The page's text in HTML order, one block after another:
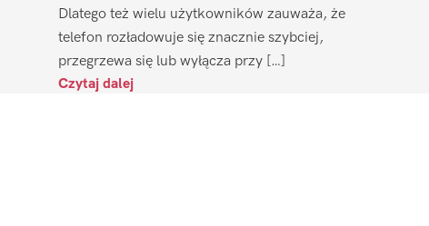
Dlatego też wielu użytkowników zauważa, że
telefon rozładowuje się znacznie szybciej,
przegrzewa się lub wyłącza przy […]
Czytaj dalej